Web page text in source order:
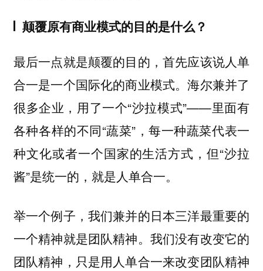
颠覆原有商业模式的目的是什么？
最后一点就是颠覆的目的，首先应该说人单
合一是一个国际化的商业模式。海尔兼并了
很多企业，用了一个“沙拉模式”——里面有
各种各样的不同“蔬菜”，每一种蔬菜代表一
种文化或者一个国家的生活方式，但“沙拉
酱”是统一的，就是人单合一。
举一个例子，我们兼并的日本三洋最重要的
一个精神就是团队精神。我们没有改变它的
团队精神，只是用人单合一来改变团队精神